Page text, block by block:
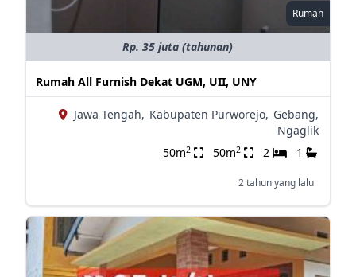
Rumah
Rp. 35 juta (tahunan)
Rumah All Furnish Dekat UGM, UII, UNY
Jawa Tengah, Kabupaten Purworejo, Gebang,
Ngaglik
50m2 50m2 2 1
2 tahun yang lalu